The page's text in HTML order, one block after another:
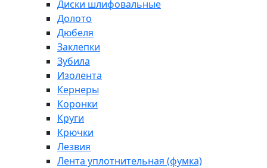
Диски шлифовальные
Долото
Дюбеля
Заклепки
Зубила
Изолента
Кернеры
Коронки
Круги
Крючки
Лезвия
Лента уплотнительная (фумка)